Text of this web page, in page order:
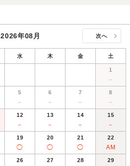
2026年08月 次へ
水 木 金 土
1
－
5
－
6
－
7
－
8
－
12
－
13
－
14
－
15
－
19
◯
20
◯
21
◯
22
AM
26 27 28 29